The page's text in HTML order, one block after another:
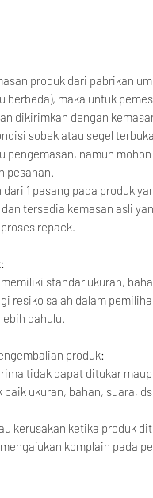
produk dari pabrikan
berbeda), maka untuk
dikirimkan dengan
sobek atau segel
pengemasan, namun
pesanan.
1 pasang pada produk
tersedia kemasan asli
repack.
standar ukuran,
resiko salah dalam
dahulu.
produk:
tidak dapat ditukar
ukuran, bahan, suara,
kerusakan ketika produk
komplain pada